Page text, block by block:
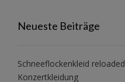
Neueste Beiträge
Schneeflockenkleid reloaded
Konzertkleidung